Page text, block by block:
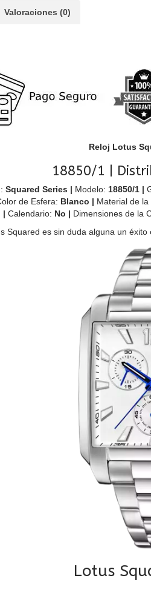
Valoraciones (0)
Reloj Lotus
18850/1 |
Squared Series | Modelo: 18850/1 |
de Esfera: Blanco | Material de la
| Calendario: No | Dimensiones de la
Squared es sin duda alguna un
Lotus